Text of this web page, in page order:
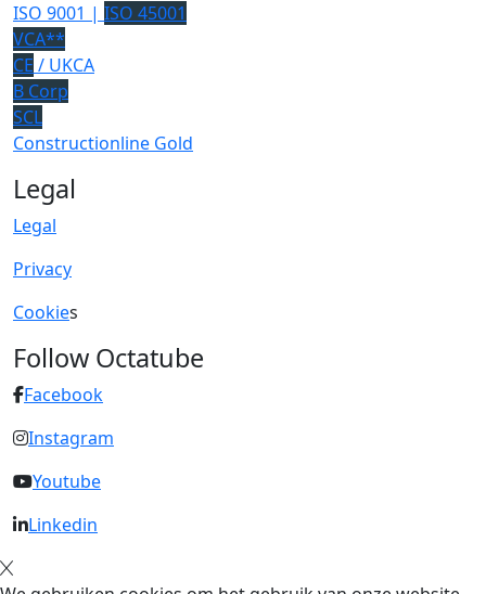
ISO 9001 | ISO 45001
VCA**
CE / UKCA
B Corp
SCL
Constructionline Gold
Legal
Legal
Privacy
Cookies
Follow Octatube
Facebook
Instagram
Youtube
Linkedin